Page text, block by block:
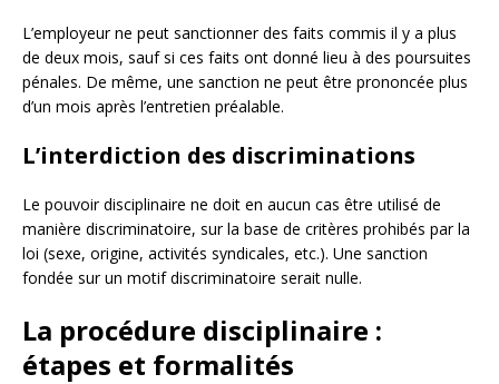
L’employeur ne peut sanctionner des faits commis il y a plus
de deux mois, sauf si ces faits ont donné lieu à des poursuites
pénales. De même, une sanction ne peut être prononcée plus
d’un mois après l’entretien préalable.
L’interdiction des discriminations
Le pouvoir disciplinaire ne doit en aucun cas être utilisé de
manière discriminatoire, sur la base de critères prohibés par la
loi (sexe, origine, activités syndicales, etc.). Une sanction
fondée sur un motif discriminatoire serait nulle.
La procédure disciplinaire :
étapes et formalités